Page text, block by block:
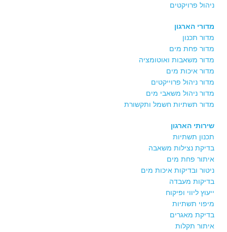
ניהול פרויקטים
מדורי הארגון
מדור תכנון
מדור פחת מים
מדור משאבות ואוטומציה
מדור איכות מים
מדור ניהול פרוייקטים
מדור ניהול משאבי מים
מדור תשתיות חשמל ותקשורת
שירותי הארגון
תכנון תשתיות
בדיקת נצילות משאבה
איתור פחת מים
ניטור ובדיקות איכות מים
בדיקות מעבדה
ייעוץ ליווי ופיקוח
מיפוי תשתיות
בדיקת מאגרים
איתור תקלות